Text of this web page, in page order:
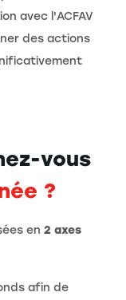
avec l'ACFAV
des actions
vous
?
en 2 axes
afin de